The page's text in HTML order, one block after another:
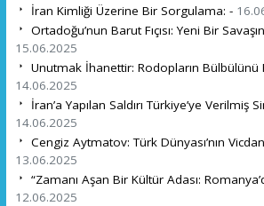
İran Kimliği Üzerine Bir Sorgulama: -
Ortadoğu’nun Barut Fıçısı: Yeni Bir
15.06.2025
Unutmak İhanettir: Rodopların
14.06.2025
İran’a Yapılan Saldırı Türkiye’ye Verilmiş
14.06.2025
Cengiz Aytmatov: Türk Dünyası’nın
13.06.2025
“Zamanı Aşan Bir Kültür Adası:
12.06.2025